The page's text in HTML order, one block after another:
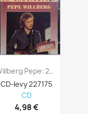
Willberg Pepe: 20 Suosikkia -Rööperiin...
CD-levy 227175
CD
4,98 €